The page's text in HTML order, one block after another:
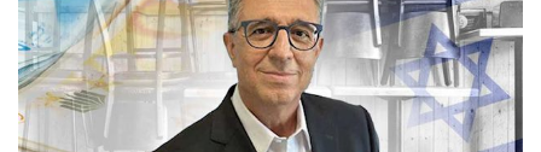
דיגיטל
וטק
שיווק